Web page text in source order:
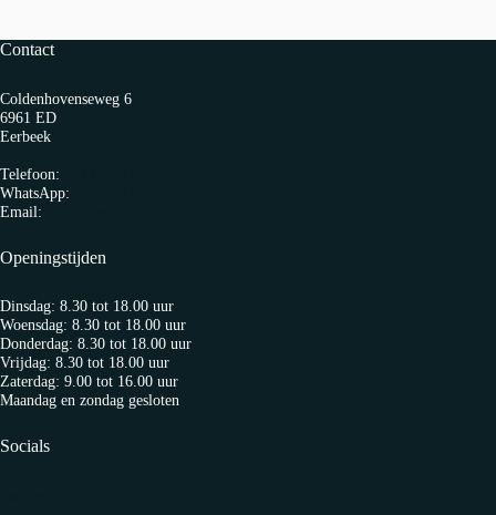
Contact
Coldenhovenseweg 6
6961 ED
Eerbeek
Telefoon:
WhatsApp:
Email:
Openingstijden
Dinsdag: 8.30 tot 18.00 uur
Woensdag: 8.30 tot 18.00 uur
Donderdag: 8.30 tot 18.00 uur
Vrijdag: 8.30 tot 18.00 uur
Zaterdag: 9.00 tot 16.00 uur
Maandag en zondag gesloten
Socials